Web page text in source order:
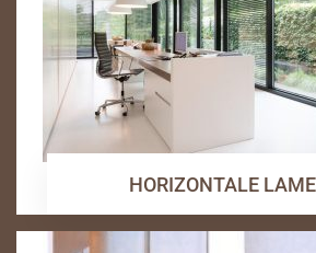
HORIZONTALE